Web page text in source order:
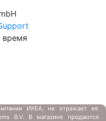
время
ИКЕА, не отражает ее
B.V. В магазине продаются